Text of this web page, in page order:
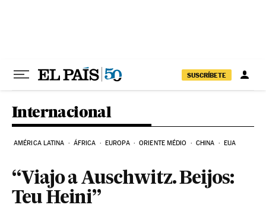
SUSCRÍBETE
Internacional
AMÉRICA LATINA ÁFRICA EUROPA ORIENTE MÉDIO CHINA EUA
“Viajo a Auschwitz. Beijos:
Teu Heini”